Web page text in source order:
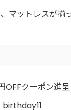
マットレスが
OFFクーポン進呈
birthday11